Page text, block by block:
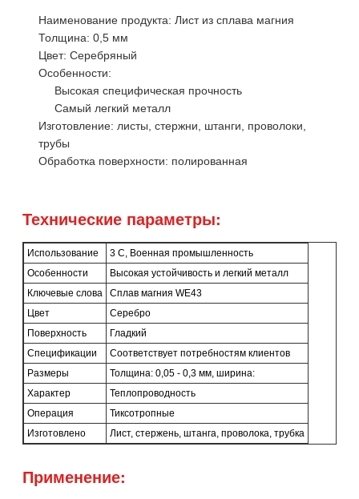
Наименование продукта: Лист из сплава магния
Толщина: 0,5 мм
Цвет: Серебряный
Особенности:
Высокая специфическая прочность
Самый легкий металл
Изготовление: листы, стержни, штанги, проволоки,
трубы
Обработка поверхности: полированная
Технические параметры:
Использование
3 С, Военная промышленность
Особенности
Высокая устойчивость и легкий металл
Ключевые слова
Сплав магния WE43
Цвет
Серебро
Поверхность
Гладкий
Спецификации
Соответствует потребностям клиентов
Размеры
Толщина: 0,05 - 0,3 мм, ширина:
Характер
Теплопроводность
Операция
Тиксотропные
Изготовлено
Лист, стержень, штанга, проволока, трубка
Применение: